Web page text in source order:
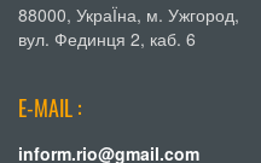
88000, УкраЇна, м. Ужгород,
вул. Фединця 2, каб. 6
E-MAIL :
inform.rio@gmail.com